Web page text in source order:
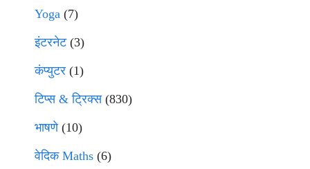
Yoga (7)
इंटरनेट(3)
कंप्युटर (1)
टिप्स & ट्रिक्स(830)
भाषणे(10)
वेदिक Maths (6)